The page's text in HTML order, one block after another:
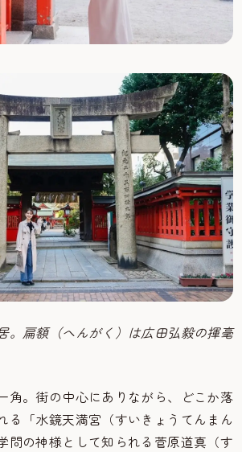
扁額（へんがく）は広田弘毅の揮毫
角。街の中心にありながら、どこか落
る「水鏡天満宮（すいきょうてんまん
問の神様として知られる菅原道真（す